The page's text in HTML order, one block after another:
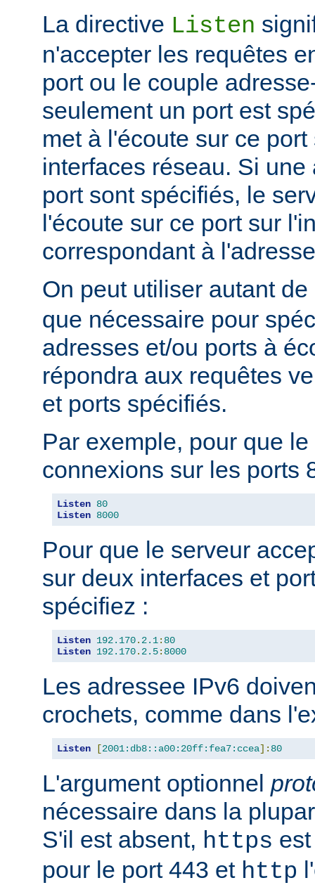
La directive Listen
n'accepter les requêtes
port ou le couple
seulement un port est
met à l'écoute sur ce
interfaces réseau. Si une
port sont spécifiés, le
l'écoute sur ce port sur
correspondant à
On peut utiliser autant
que nécessaire pour
adresses et/ou ports à
répondra aux requêtes
et ports spécifiés.
Par exemple, pour que
connexions sur les ports
Listen 80
Listen 8000
Pour que le serveur
sur deux interfaces et
spécifiez :
Listen 192.170. 2.1: 80
Listen 192.170. 2.5: 8000
Les adressee IPv6
crochets, comme dans
Listen [2001:db8::a00:20ff:fea7:ccea]: 80
L'argument optionnel
nécessaire dans la
S'il est absent, https
pour le port 443 et http